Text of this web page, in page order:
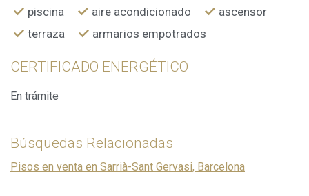
piscina aire acondicionado
ascensor
terraza
armarios empotrados
CERTIFICADO ENERGÉTICO
En trámite
Búsquedas Relacionadas
Pisos en venta en Sarrià-Sant Gervasi, Barcelona